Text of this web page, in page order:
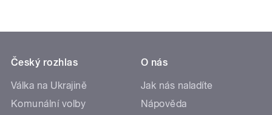
Český rozhlas
Válka na Ukrajině
Komunální volby
O nás
Jak nás naladíte
Nápověda